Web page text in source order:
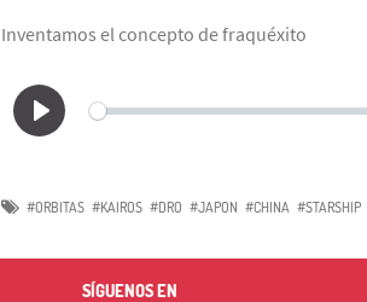
Inventamos el concepto de fraquéxito
#ORBITAS #KAIROS #DRO #JAPON #CHINA #STARSHIP
SÍGUENOS EN